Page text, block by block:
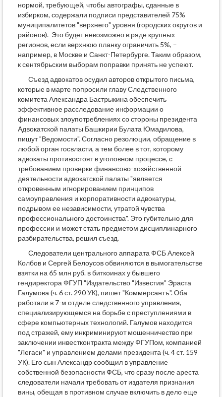
нормой, требующей, чтобы автографы, сданные в
избирком, содержали подписи представителей 75%
муниципалитетов "верхнего" уровня (городских округов и
районов). Это будет невозможно в ряде крупных
регионов, если верхнюю планку ограничить 5%, –
например, в Москве и Санкт-Петербурге. Таким образом,
к сентябрьским выборам поправки принять не успеют.
Съезд адвокатов осудил авторов открытого письма,
которые в марте попросили главу Следственного
комитета Александра Бастрыкина обеспечить
эффективное расследование информации о
финансовых злоупотреблениях со стороны президента
Адвокатской палаты Башкирии Булата Юмадилова,
пишут "Ведомости". Согласно резолюции, обращение в
любой орган госвласти, а тем более в тот, которому
адвокаты противостоят в уголовном процессе, с
требованием проверки финансово-хозяйственной
деятельности адвокатской палаты "является
откровенным игнорированием принципов
самоуправления и корпоративности адвокатуры,
подрывом ее независимости, утратой чувства
профессионального достоинства". Это губительно для
профессии и может стать предметом дисциплинарного
разбирательства, решил съезд.
Следователи центрального аппарата ФСБ Алексей
Колбов и Сергей Белоусов обвиняются в вымогательстве
взятки на 65 млн руб. в биткоинах у бывшего
гендиректора ФГУП "Издательство "Известия" Эраста
Галумова (ч. 6 ст. 290 УК), пишет "Коммерсантъ". Оба
работали в 7-м отделе следственного управления,
специализирующемся на борьбе с преступлениями в
сфере компьютерных технологий. Галумов находится
под стражей, ему инкриминируют мошенничество при
заключении инвестконтракта между ФГУПом, компанией
"Легаси" и управлением делами президента (ч. 4 ст. 159
УК). Его сын Александр сообщил в управление
собственной безопасности ФСБ, что сразу после ареста
следователи начали требовать от издателя признания
вины, обещая в противном случае включить в дело еще